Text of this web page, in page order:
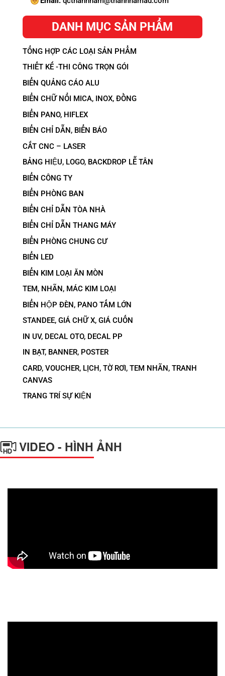
DANH MỤC SẢN PHẨM
TỔNG HỢP CÁC LOẠI SẢN PHẨM
THIẾT KẾ -THI CÔNG TRỌN GÓI
BIỂN QUẢNG CÁO ALU
BIỂN CHỮ NỔI MICA, INOX, ĐỒNG
BIỂN PANO, HIFLEX
BIỂN CHỈ DẪN, BIỂN BÁO
CẮT CNC – LASER
BẢNG HIỆU, LOGO, BACKDROP LỄ TÂN
BIỂN CÔNG TY
BIỂN PHÒNG BAN
BIỂN CHỈ DẪN TÒA NHÀ
BIỂN CHỈ DẪN THANG MÁY
BIỂN PHÒNG CHUNG CƯ
BIỂN LED
BIỂN KIM LOẠI ĂN MÒN
TEM, NHÃN, MÁC KIM LOẠI
BIỂN HỘP ĐÈN, PANO TẤM LỚN
STANDEE, GIÁ CHỮ X, GIÁ CUỐN
IN UV, DECAL OTO, DECAL PP
IN BẠT, BANNER, POSTER
CARD, VOUCHER, LỊCH, TỜ RƠI, TEM NHÃN, TRANH
CANVAS
TRANG TRÍ SỰ KIỆN
VIDEO - HÌNH ẢNH